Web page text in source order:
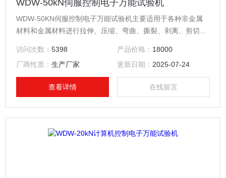
WDW-50kN伺服控制电子万能试验机
WDW-50KN伺服控制电子万能试验机主要适用于各种非金属
材料和金属材料进行拉伸、压缩、弯曲、撕裂、剥离、剪切、
系统及计算机客户端操作软件等部分构成。
访问次数：5398 产品价格： 18000
厂商性质：生产厂家 更新日期： 2025-07-24
查看详情 在线留言